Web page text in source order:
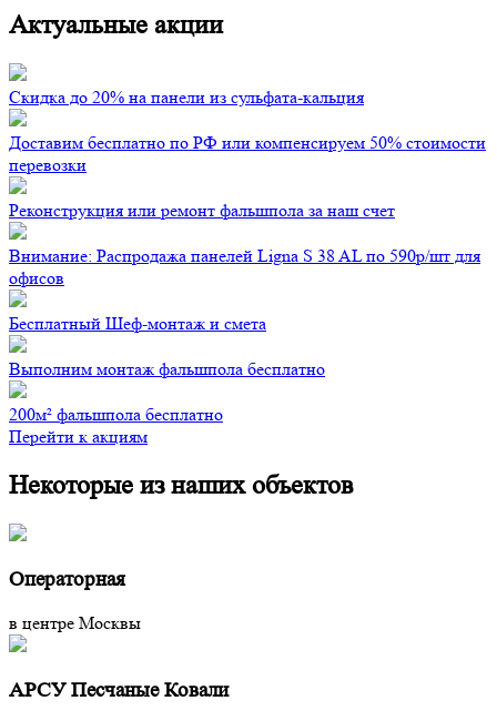
Актуальные акции
Скидка до 20% на панели из сульфата-кальция
Доставим бесплатно по РФ или компенсируем 50% стоимости
перевозки
Реконструкция или ремонт фальшпола за наш счет
Внимание: Распродажа панелей Ligna S 38 AL по 590р/шт для
офисов
Бесплатный Шеф-монтаж и смета
Выполним монтаж фальшпола бесплатно
200м² фальшпола бесплатно
Перейти к акциям
Некоторые из наших объектов
Операторная
в центре Москвы
АРСУ Песчаные Ковали